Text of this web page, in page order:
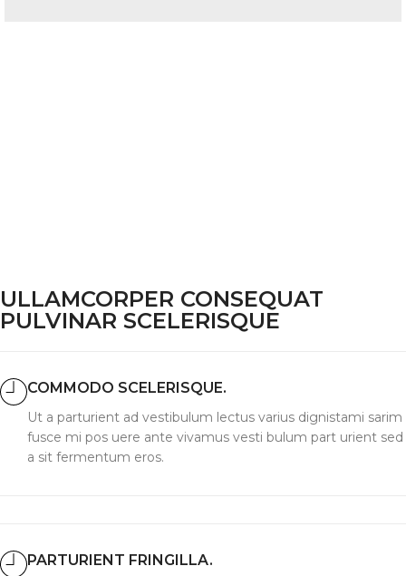
ULLAMCORPER CONSEQUAT
PULVINAR SCELERISQUE
COMMODO SCELERISQUE.
Ut a parturient ad vestibulum lectus varius dignistami sarim
fusce mi pos uere ante vivamus vesti bulum part urient sed
a sit fermentum eros.
PARTURIENT FRINGILLA.